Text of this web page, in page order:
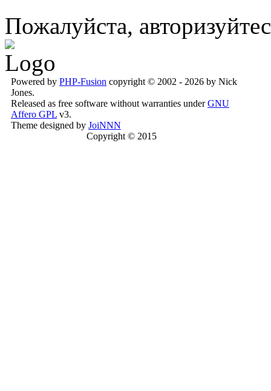
Пожалуйста,
Powered by PHP-Fusion copyright © 2002 - 2026 by Nick
Jones.
Released as free software without warranties underGNU
Affero GPL v3.
Theme designed by JoiNNN
Copyright © 2015